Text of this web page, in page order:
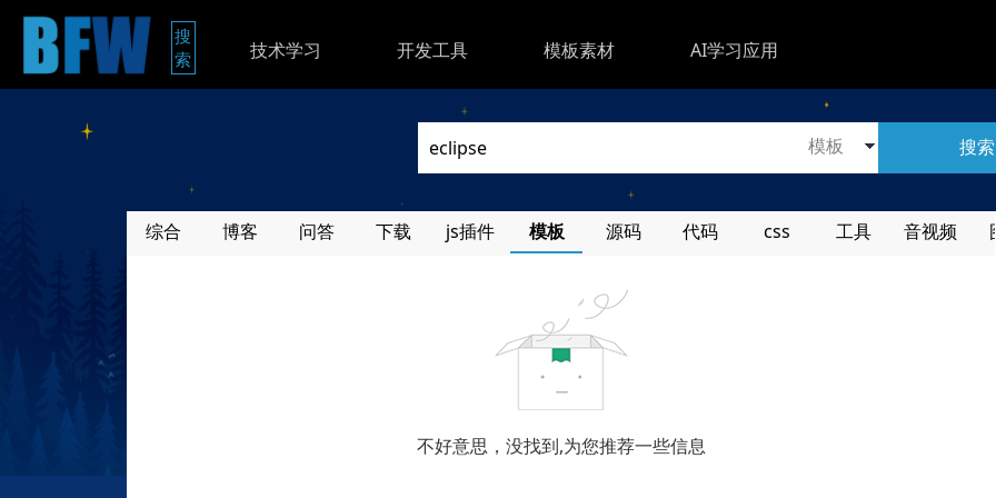
搜
索
技术学习 开发工具 模板素材 AI学习应用
搜索
综合 博客 问答 下载 js插件 模板 源码 代码 css 工具 音视频
不好意思，没找到,为您推荐一些信息